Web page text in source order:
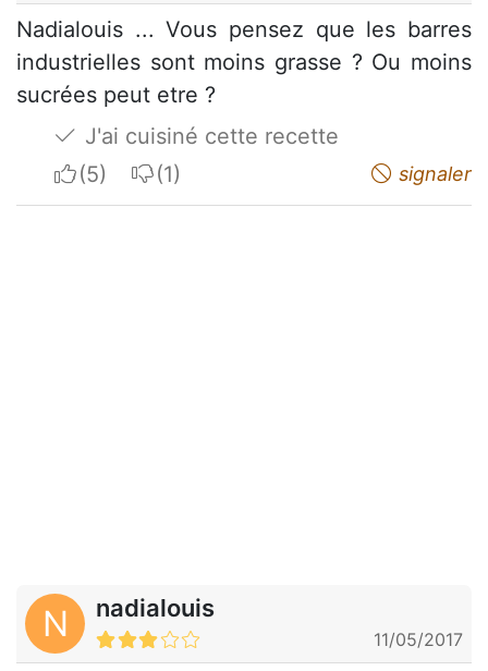
Nadialouis ... Vous pensez que les barres
industrielles sont moins grasse ? Ou moins
sucrées peut etre ?
J'ai cuisiné cette recette
I apreciateI do not appreciate signaler
N nadialouis
11/05/2017